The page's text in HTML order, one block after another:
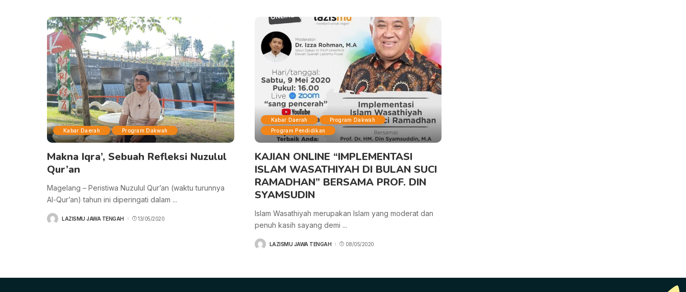
Kabar Daerah Program Dakwah
Makna Iqra’, Sebuah Refleksi Nuzulul
Qur’an
Magelang – Peristiwa Nuzulul Qur’an (waktu turunnya
Al-Qur’an) tahun ini diperingati dalam ...
POSTEDLAZISMU JAWA TENGAH 13/05/2020
Kabar Daerah
Program Dakwah
Program Pendidikan
KAJIAN ONLINE “IMPLEMENTASI
ISLAM WASATHIYAH DI BULAN SUCI
RAMADHAN” BERSAMA PROF. DIN
SYAMSUDIN
Islam Wasathiyah merupakan Islam yang moderat dan
penuh kasih sayang demi ...
POSTEDLAZISMU JAWA TENGAH 08/05/2020